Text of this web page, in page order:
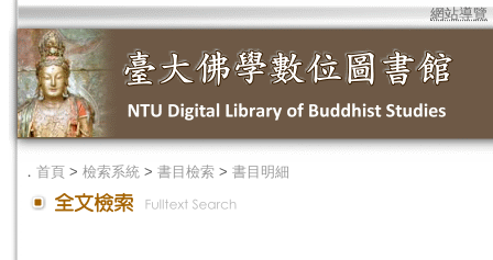
網站導覽
． 首頁 > 檢索系統 > 書目檢索 > 書目明細